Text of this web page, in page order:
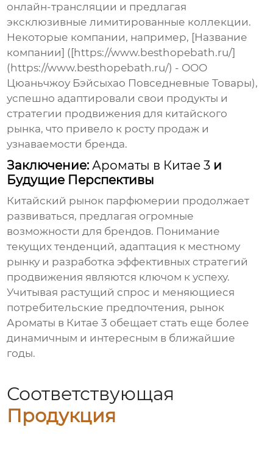
онлайн-трансляции и предлагая
эксклюзивные лимитированные коллекции.
Некоторые компании, например, [Название
компании] ([https://www.besthopebath.ru/]
(https://www.besthopebath.ru/) - ООО
Цюаньчжоу Бэйсыхао Повседневные Товары),
успешно адаптировали свои продукты и
стратегии продвижения для китайского
рынка, что привело к росту продаж и
узнаваемости бренда.
Заключение:Ароматы в Китае 3 и
Будущие Перспективы
Китайский рынок парфюмерии продолжает
развиваться, предлагая огромные
возможности для брендов. Понимание
текущих тенденций, адаптация к местному
рынку и разработка эффективных стратегий
продвижения являются ключом к успеху.
Учитывая растущий спрос и меняющиеся
потребительские предпочтения, рынок
Ароматы в Китае 3 обещает стать еще более
динамичным и интересным в ближайшие
годы.
Соответствующая
Продукция